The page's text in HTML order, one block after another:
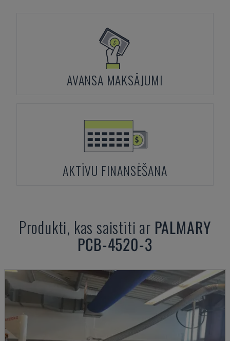
AVANSA MAKSĀJUMI
AKTĪVU FINANSĒŠANA
Produkti, kas saistīti ar PALMARY
PCB-4520-3